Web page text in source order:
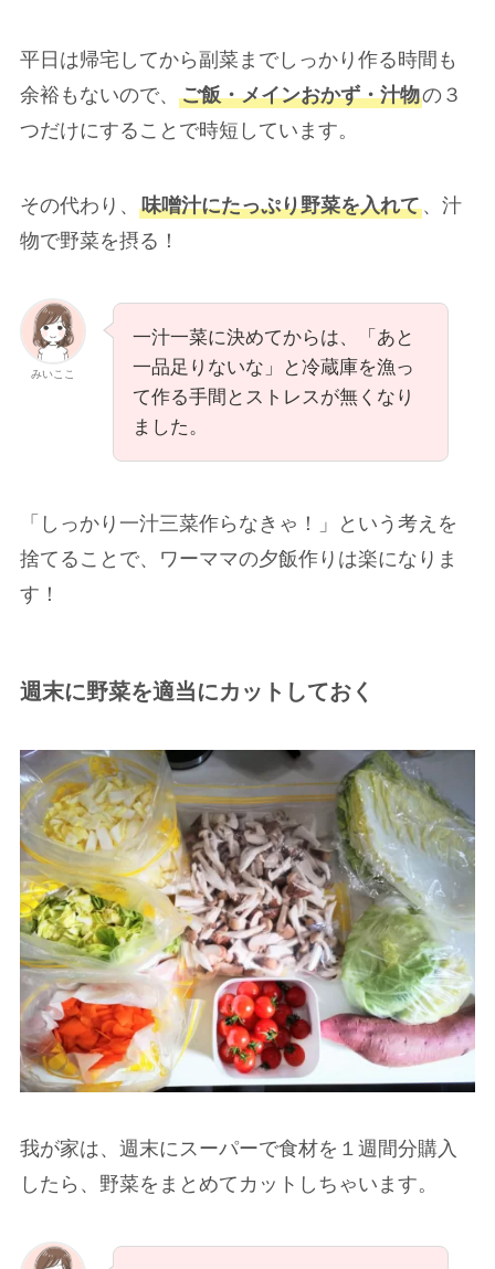
平日は帰宅してから副菜までしっかり作る時間も
余裕もないので、 ご飯・メインおかず・汁物の３
つだけにすることで時短しています。
その代わり、 味噌汁にたっぷり野菜を入れて、汁
物で野菜を摂る！
みいここ
一汁一菜に決めてからは、「あと
一品足りないな」と冷蔵庫を漁っ
て作る手間とストレスが無くなり
ました。
「しっかり一汁三菜作らなきゃ！」という考えを
捨てることで、ワーママの夕飯作りは楽になりま
す！
週末に野菜を適当にカットしておく
我が家は、週末にスーパーで食材を１週間分購入
したら、野菜をまとめてカットしちゃいます。